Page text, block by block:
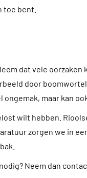
toe bent.
dat vele oorzaken
door
maar kan
wilt hebben.
zorgen we in
Neem dan